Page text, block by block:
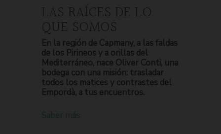
LAS RAÍCES DE LO
QUE SOMOS
En la región de Capmany, a las faldas
de los Pirineos y a orillas del
Mediterráneo, nace Oliver Conti, una
bodega con una misión: trasladar
todos los matices y contrastes del
Empordà, a tus encuentros.